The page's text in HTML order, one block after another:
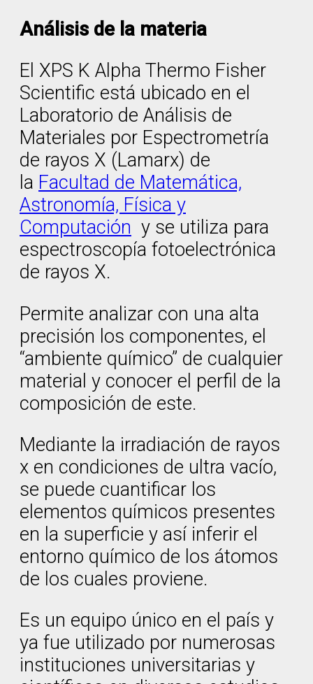
Análisis de la materia
El XPS K Alpha Thermo Fisher
Scientific está ubicado en el
Laboratorio de Análisis de
Materiales por Espectrometría
de rayos X (Lamarx) de
la Facultad de Matemática,
Astronomía, Física y
Computación y se utiliza para
espectroscopía fotoelectrónica
de rayos X.
Permite analizar con una alta
precisión los componentes, el
“ambiente químico” de cualquier
material y conocer el perfil de la
composición de este.
Mediante la irradiación de rayos
x en condiciones de ultra vacío,
se puede cuantificar los
elementos químicos presentes
en la superficie y así inferir el
entorno químico de los átomos
de los cuales proviene.
Es un equipo único en el país y
ya fue utilizado por numerosas
instituciones universitarias y